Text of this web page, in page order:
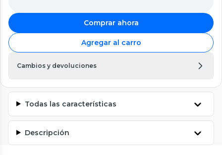
Comprar ahora
Agregar al carro
Cambios y devoluciones
Todas las características
Descripción